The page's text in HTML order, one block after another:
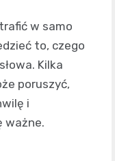
w samo
to, czego
Kilka
poruszyć,
i
ważne.